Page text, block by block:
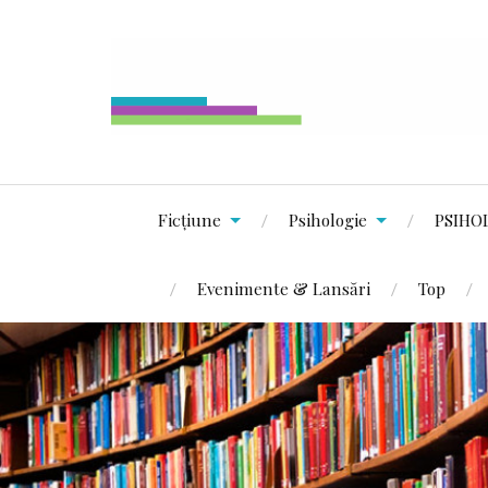
Ficțiune Psihologie
Evenimente & Lansări Top